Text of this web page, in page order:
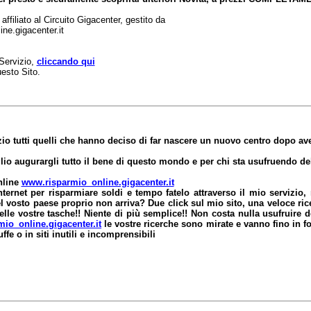
al Circuito Gigacenter, gestito da
cliccando qui
Sito.
tutti quelli che hanno deciso di far nascere un nuovo centro dopo
augurargli tutto il bene di questo mondo e per chi sta usufruendo
www.risparmio_online.gigacenter.it
per risparmiare soldi e tempo fatelo attraverso il mio
vosto paese proprio non arriva? Due click sul mio sito, una veloce
vostre tasche!! Niente di più semplice!! Non costa nulla
le vostre ricerche sono mirate e vanno fino in
o in siti inutili e incomprensibili